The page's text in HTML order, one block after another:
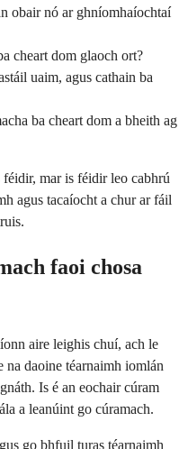
obair nó ar ghníomhaíochtaí
cheart dom glaoch ort?
uaim, agus cathain ba
ba cheart dom a bheith ag
mar is féidir leo cabhrú
agus tacaíocht a chur ar fáil
faoi chosa
aire leighis chuí, ach le
na daoine téarnaimh iomlán
Is é an eochair cúram
a leanúint go cúramach.
go bhfuil turas téarnaimh